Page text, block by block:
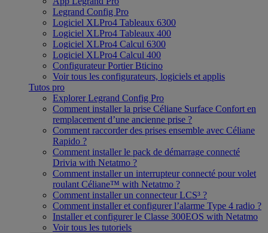
Legrand Config Pro
Logiciel XLPro4 Tableaux 6300
Logiciel XLPro4 Tableaux 400
Logiciel XLPro4 Calcul 6300
Logiciel XLPro4 Calcul 400
Configurateur Portier Bticino
Voir tous les configurateurs, logiciels et applis
Tutos pro
Explorer Legrand Config Pro
Comment installer la prise Céliane Surface Confort en
remplacement d’une ancienne prise ?
Comment raccorder des prises ensemble avec Céliane
Rapido ?
Comment installer le pack de démarrage connecté
Drivia with Netatmo ?
Comment installer un interrupteur connecté pour volet
roulant Céliane™ with Netatmo ?
Comment installer un connecteur LCS³ ?
Comment installer et configurer l’alarme Type 4 radio ?
Installer et configurer le Classe 300EOS with Netatmo
Voir tous les tutoriels